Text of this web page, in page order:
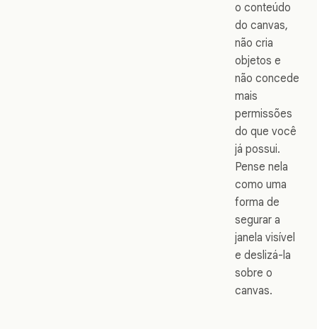
o conteúdo
do canvas,
não cria
objetos e
não concede
mais
permissões
do que você
já possui.
Pense nela
como uma
forma de
segurar a
janela visível
e deslizá-la
sobre o
canvas.